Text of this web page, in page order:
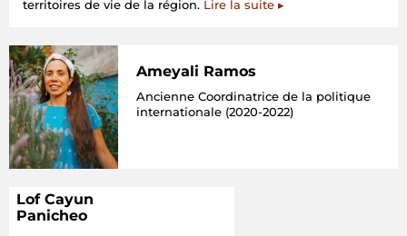
territoires de vie de la région. Lire la suite ▸
Ameyali Ramos
Ancienne Coordinatrice de la politique
internationale (2020-2022)
Lof Cayun
Panicheo